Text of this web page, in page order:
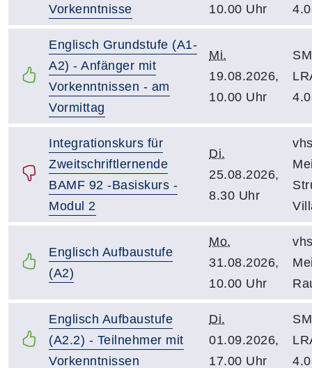
Vorkenntnisse
10.00 Uhr
Englisch Grundstufe (A1-
A2) - Anfänger mit
Vorkenntnissen - am
Vormittag
Mi.
19.08.2026,
10.00 Uhr
Integrationskurs für
Zweitschriftlernende
BAMF 92 -Basiskurs -
Modul 2
Di.
25.08.2026,
8.30 Uhr
Englisch Aufbaustufe
(A2)
Mo.
31.08.2026,
10.00 Uhr
Englisch Aufbaustufe
(A2.2) - Teilnehmer mit
Vorkenntnissen
Di.
01.09.2026,
17.00 Uhr